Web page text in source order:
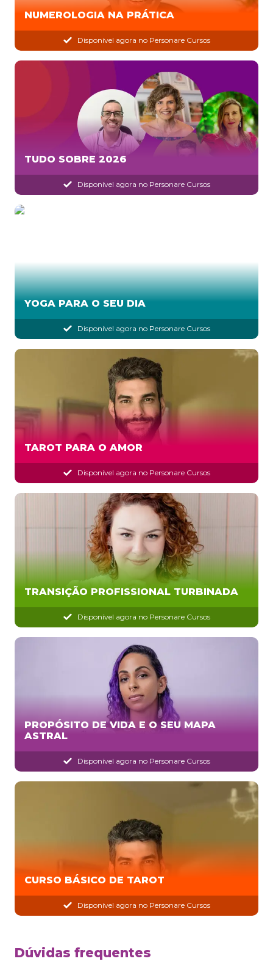
NUMEROLOGIA NA PRÁTICA
Disponível agora no Personare Cursos
TUDO SOBRE 2026
Disponível agora no Personare Cursos
YOGA PARA O SEU DIA
Disponível agora no Personare Cursos
TAROT PARA O AMOR
Disponível agora no Personare Cursos
TRANSIÇÃO PROFISSIONAL TURBINADA
Disponível agora no Personare Cursos
PROPÓSITO DE VIDA E O SEU MAPA
ASTRAL
Disponível agora no Personare Cursos
CURSO BÁSICO DE TAROT
Disponível agora no Personare Cursos
Dúvidas frequentes